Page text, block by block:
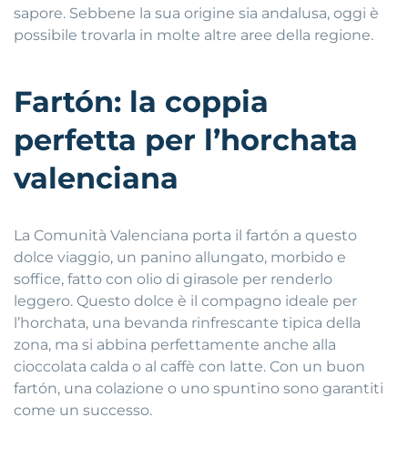
sapore. Sebbene la sua origine sia andalusa, oggi è
possibile trovarla in molte altre aree della regione.
Fartón: la coppia
perfetta per l’horchata
valenciana
La Comunità Valenciana porta il fartón a questo
dolce viaggio, un panino allungato, morbido e
soffice, fatto con olio di girasole per renderlo
leggero. Questo dolce è il compagno ideale per
l’horchata, una bevanda rinfrescante tipica della
zona, ma si abbina perfettamente anche alla
cioccolata calda o al caffè con latte. Con un buon
fartón, una colazione o uno spuntino sono garantiti
come un successo.